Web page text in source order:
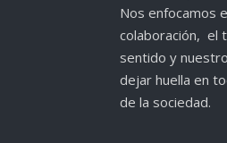
Nos enfocamos
colaboración, el
sentido y
dejar huella en
de la sociedad.